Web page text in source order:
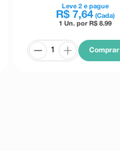
Leve2 e pague
R$ 7,64 (Cada)
1 Un. por R$8.99
Comprar